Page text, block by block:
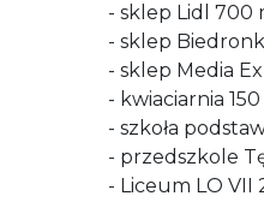
- sklep Lidl 700
- sklep
- sklep Media
- kwiaciarnia
- szkoła
- przedszkole
- Liceum LO VII